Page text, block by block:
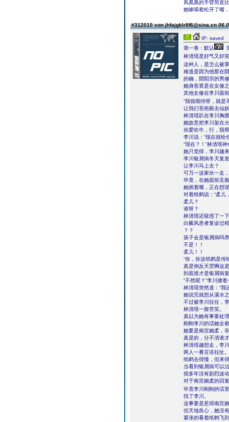
凤凰凰的手臂简直
她哆嗦着松开了嘴
#312010 von jhfajgklr8f6@sina.cn
IP: saved
第一卷：默认
林清瑶是好气又好
这种人，是怎么被掌
难道是因为他那在
的确，阴阳宗的男
她身形算是在女修
其他女修在李川面
“我很期待呀，就是
让我们苍梧殿去仙
林清瑶趴在李川胸
她故意把李川架在
你爱吹牛，行，我
李川说：“现在就给
“现在？！”林清瑶
她只觉得，李川越
李川银屑病冬天复
让李川马上去？
可万一这家伙一走
毕竟，在她面前丢
她抿着嘴，正在想
对着纸鹤说：“柔儿
柔儿？
谁呀？
林清瑶还疑惑了一
白癜风患者复诊过程
？？
孩子会是银屑病吗
不是！！
柔儿！！
“你，你这纸鹤是传
真是倒反天罡啊这
到底谁才是银屑病
“不然呢？”李川搂
林清瑶突然道：“我
她说完就想从溪水
不过被李川拉住，
林清瑶一脸苦笑。
真以为她有事要处
刚刚李川的话她全
她要是南宫婉柔，
真是的，分不清谁
林清瑶越想走，李
两人一番言语拉扯。
纸鹤去得慢，但来
当看到银屑病可以
很多年没有剧烈波
对于南宫婉柔的回
毕竟李川刚刚的话
找了李川。
这事要是惹得南宫
但天地良心，她没
紧张的看着纸鹤飞